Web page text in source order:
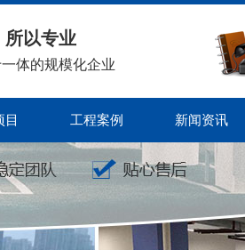
所以专业
体的规模化企业
目 工程案例 新闻资讯